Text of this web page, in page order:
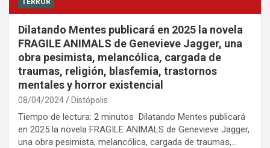
TERROR
Dilatando Mentes publicará en 2025 la novela
FRAGILE ANIMALS de Genevieve Jagger, una
obra pesimista, melancólica, cargada de
traumas, religión, blasfemia, trastornos
mentales y horror existencial
08/04/2024 Distópolis
Tiempo de lectura: 2 minutos Dilatando Mentes publicará
en 2025 la novela FRAGILE ANIMALS de Genevieve Jagger,
una obra pesimista, melancólica, cargada de traumas,…